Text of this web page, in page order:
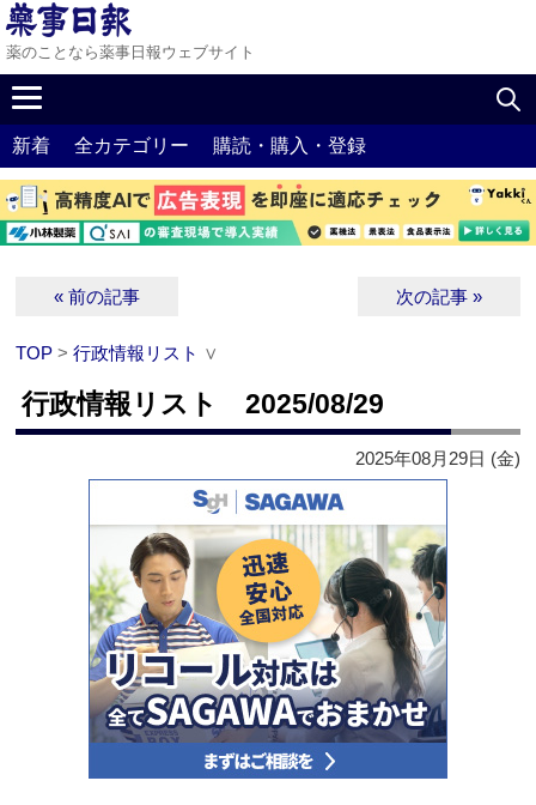
薬のことなら薬事日報ウェブサイト
新着 全カテゴリー 購読・購入・登録
« 前の記事 次の記事 »
TOP >行政情報リスト ∨
行政情報リスト 2025/08/29
2025年08月29日 (金)